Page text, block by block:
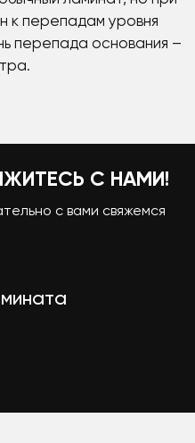
к перепадам уровня
перепада основания –
С НАМИ!
с вами свяжемся